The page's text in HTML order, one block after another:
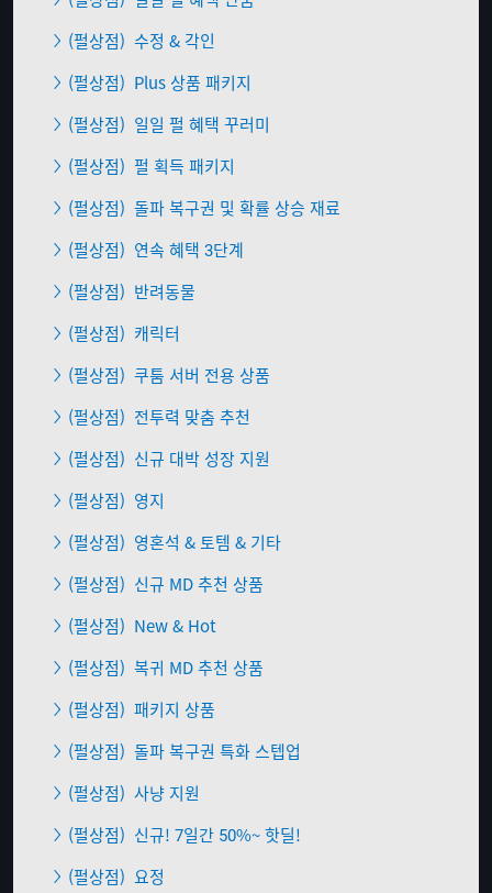
(펄상점) 수정 & 각인
(펄상점) Plus 상품 패키지
(펄상점) 일일 펄 혜택 꾸러미
(펄상점) 펄 획득 패키지
(펄상점) 돌파 복구권 및 확률 상승 재료
(펄상점) 연속 혜택 3단계
(펄상점) 반려동물
(펄상점) 캐릭터
(펄상점) 쿠툼 서버 전용 상품
(펄상점) 전투력 맞춤 추천
(펄상점) 신규 대박 성장 지원
(펄상점) 영지
(펄상점) 영혼석 & 토템 & 기타
(펄상점) 신규 MD 추천 상품
(펄상점) New & Hot
(펄상점) 복귀 MD 추천 상품
(펄상점) 패키지 상품
(펄상점) 돌파 복구권 특화 스텝업
(펄상점) 사냥 지원
(펄상점) 신규! 7일간 50%~ 핫딜!
(펄상점) 요정